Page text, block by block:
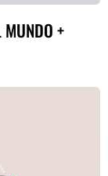
MUNDO +